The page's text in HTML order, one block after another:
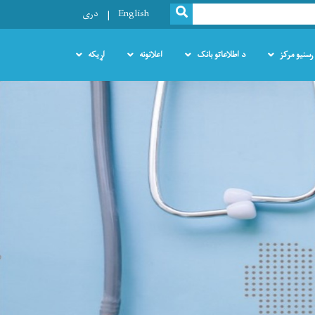
SEARCH
English دری
مرکز د اطلاعاتو بانک اعلانونه اړیکه